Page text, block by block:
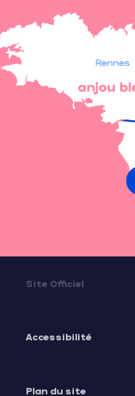
Site Officiel
Accessibilité
Plan du site